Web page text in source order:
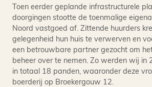
Toen eerder geplande infrastructurele
doorgingen stootte de toenmalige
Noord vastgoed af. Zittende huurders
gelegenheid hun huis te verwerven en
een betrouwbare partner gezocht om
beheer over te nemen. Zo werden wij in
in totaal 18 panden, waaronder deze
boerderij op Broekergouw 12.